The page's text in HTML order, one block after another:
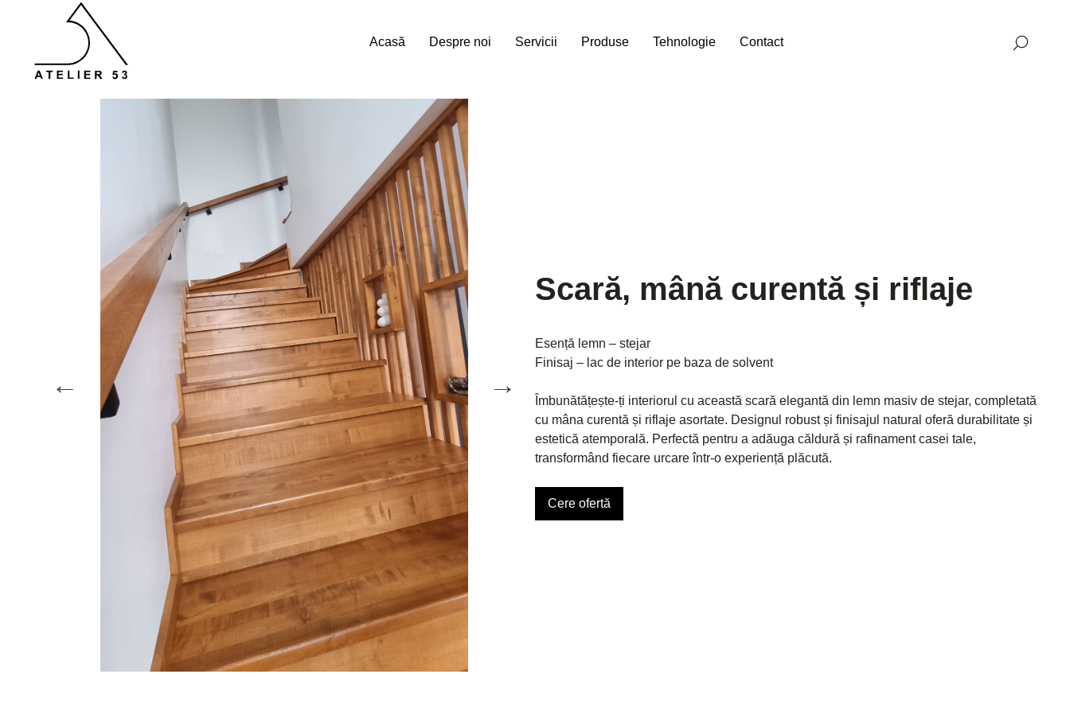
Acasă Despre noi Servicii Produse Tehnologie Contact
Scară, mână curentă și riflaje
Esență lemn – stejar
Finisaj – lac de interior pe baza de solvent
Îmbunătățește-ți interiorul cu această scară elegantă din lemn masiv de stejar, completată
cu mâna curentă și riflaje asortate. Designul robust și finisajul natural oferă durabilitate și
estetică atemporală. Perfectă pentru a adăuga căldură și rafinament casei tale,
transformând fiecare urcare într-o experiență plăcută.
Cere ofertă